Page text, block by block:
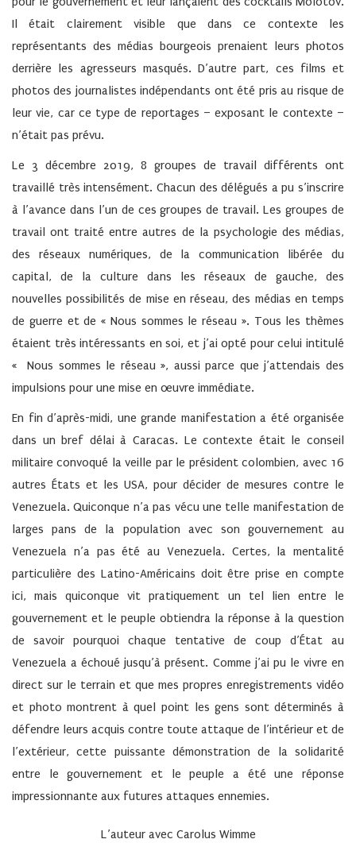
Il était clairement visible que dans ce contexte les
représentants des médias bourgeois prenaient leurs photos
derrière les agresseurs masqués. D’autre part, ces films et
photos des journalistes indépendants ont été pris au risque de
leur vie, car ce type de reportages – exposant le contexte –
n’était pas prévu.
Le 3 décembre 2019, 8 groupes de travail différents ont
travaillé très intensément. Chacun des délégués a pu s’inscrire
à l’avance dans l’un de ces groupes de travail. Les groupes de
travail ont traité entre autres de la psychologie des médias,
des réseaux numériques, de la communication libérée du
capital, de la culture dans les réseaux de gauche, des
nouvelles possibilités de mise en réseau, des médias en temps
de guerre et de « Nous sommes le réseau ». Tous les thèmes
étaient très intéressants en soi, et j’ai opté pour celui intitulé
« Nous sommes le réseau », aussi parce que j’attendais des
impulsions pour une mise en œuvre immédiate.
En fin d’après-midi, une grande manifestation a été organisée
dans un bref délai à Caracas. Le contexte était le conseil
militaire convoqué la veille par le président colombien, avec 16
autres États et les USA, pour décider de mesures contre le
Venezuela. Quiconque n’a pas vécu une telle manifestation de
larges pans de la population avec son gouvernement au
Venezuela n’a pas été au Venezuela. Certes, la mentalité
particulière des Latino-Américains doit être prise en compte
ici, mais quiconque vit pratiquement un tel lien entre le
gouvernement et le peuple obtiendra la réponse à la question
de savoir pourquoi chaque tentative de coup d’État au
Venezuela a échoué jusqu’à présent. Comme j’ai pu le vivre en
direct sur le terrain et que mes propres enregistrements vidéo
et photo montrent à quel point les gens sont déterminés à
défendre leurs acquis contre toute attaque de l’intérieur et de
l’extérieur, cette puissante démonstration de la solidarité
entre le gouvernement et le peuple a été une réponse
impressionnante aux futures attaques ennemies.
L’auteur avec Carolus Wimme